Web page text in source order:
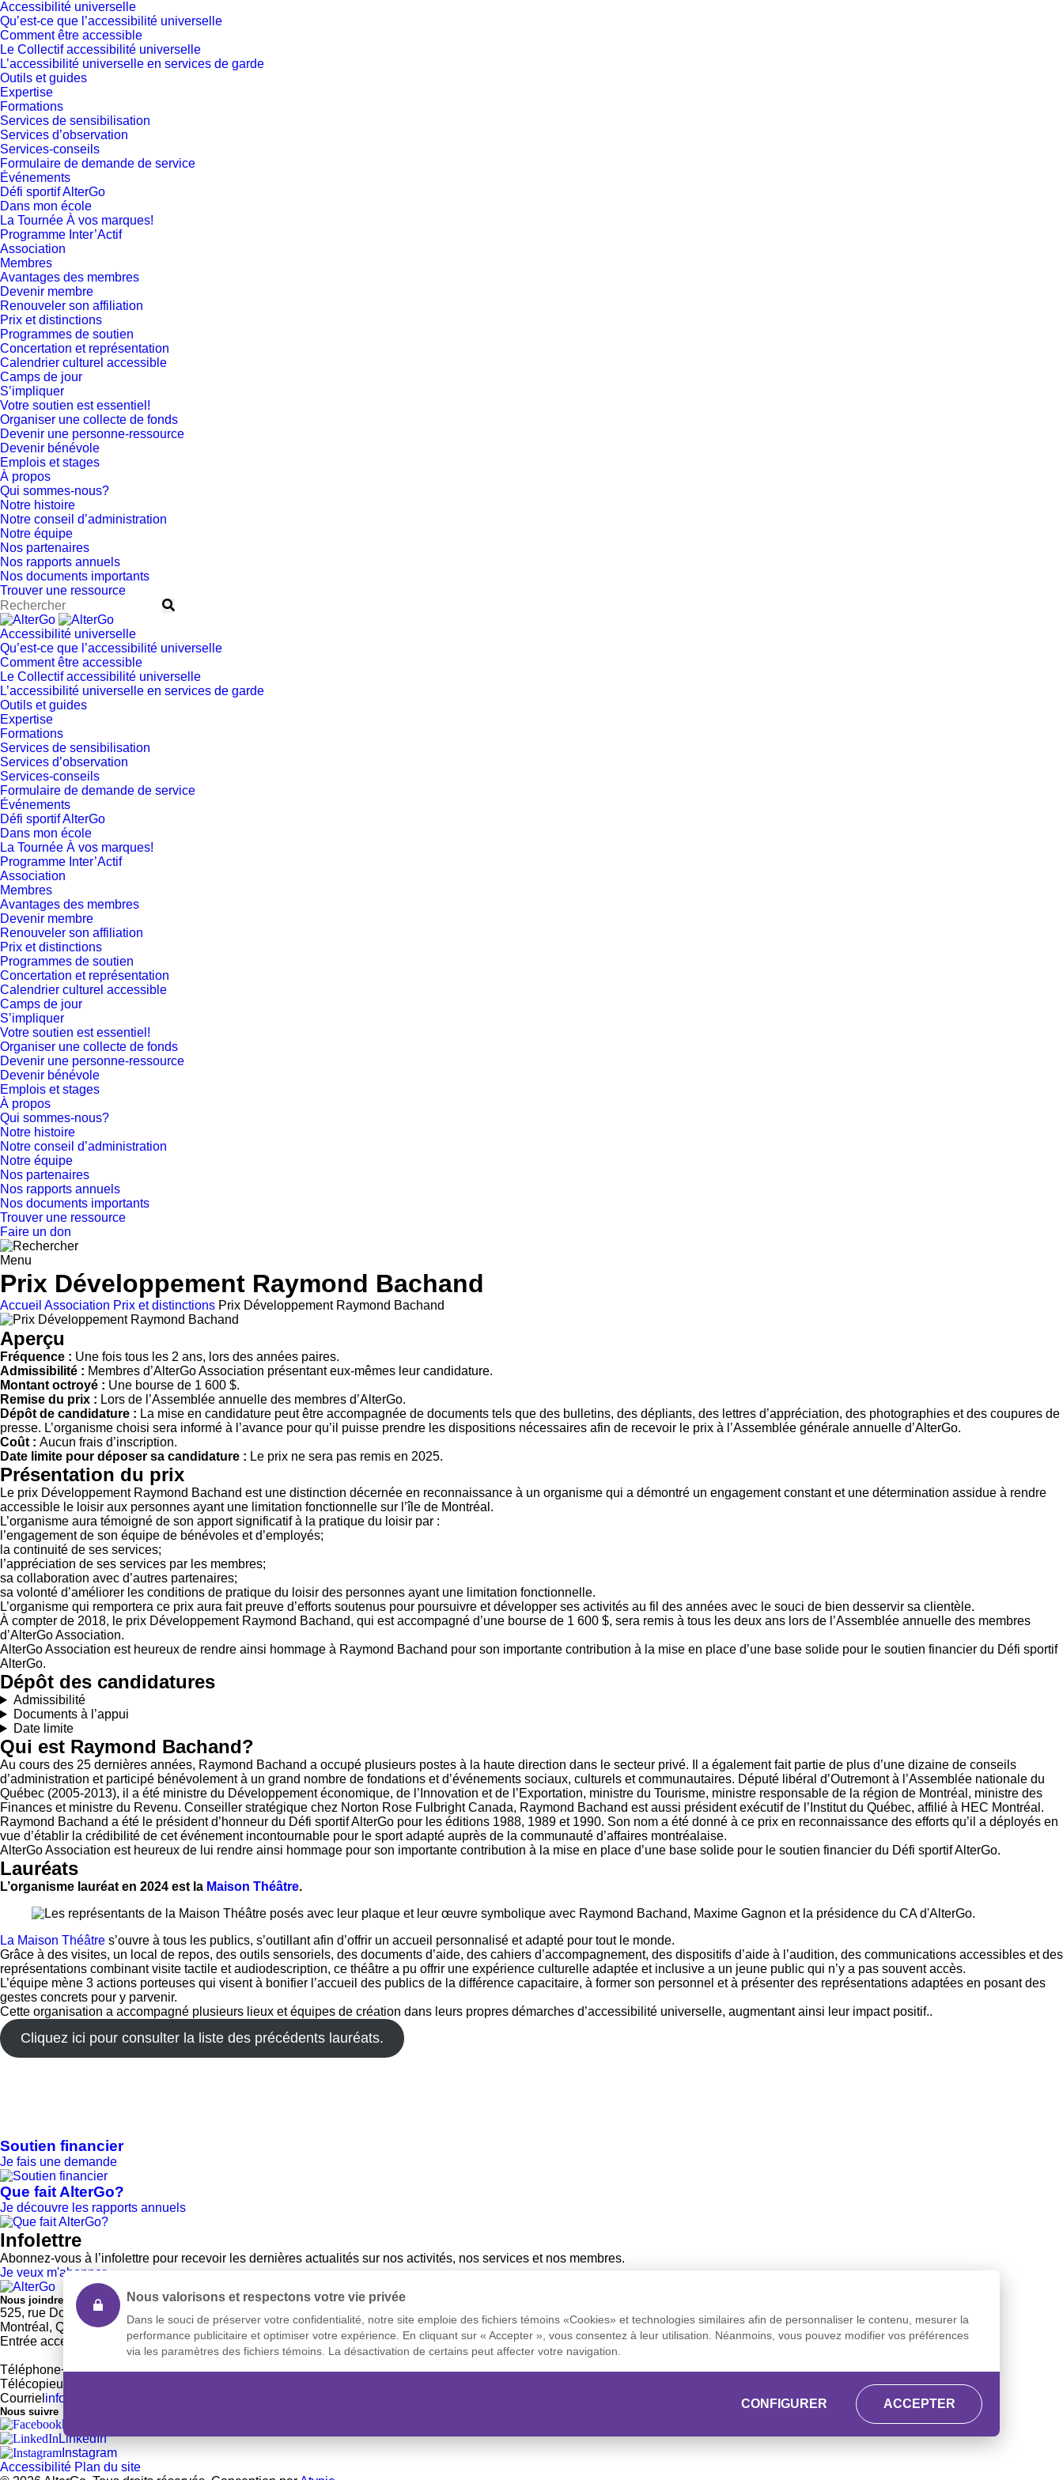
Accessibilité universelle
Qu’est-ce que l’accessibilité universelle
Comment être accessible
Le Collectif accessibilité universelle
L’accessibilité universelle en services de garde
Outils et guides
Expertise
Formations
Services de sensibilisation
Services d’observation
Services-conseils
Formulaire de demande de service
Événements
Défi sportif AlterGo
Dans mon école
La Tournée À vos marques!
Programme Inter’Actif
Association
Membres
Avantages des membres
Devenir membre
Renouveler son affiliation
Prix et distinctions
Programmes de soutien
Concertation et représentation
Calendrier culturel accessible
Camps de jour
S’impliquer
Votre soutien est essentiel!
Organiser une collecte de fonds
Devenir une personne-ressource
Devenir bénévole
Emplois et stages
À propos
Qui sommes-nous?
Notre histoire
Notre conseil d’administration
Notre équipe
Nos partenaires
Nos rapports annuels
Nos documents importants
Trouver une ressource
Accessibilité universelle
Qu’est-ce que l’accessibilité universelle
Comment être accessible
Le Collectif accessibilité universelle
L’accessibilité universelle en services de garde
Outils et guides
Expertise
Formations
Services de sensibilisation
Services d’observation
Services-conseils
Formulaire de demande de service
Événements
Défi sportif AlterGo
Dans mon école
La Tournée À vos marques!
Programme Inter’Actif
Association
Membres
Avantages des membres
Devenir membre
Renouveler son affiliation
Prix et distinctions
Programmes de soutien
Concertation et représentation
Calendrier culturel accessible
Camps de jour
S’impliquer
Votre soutien est essentiel!
Organiser une collecte de fonds
Devenir une personne-ressource
Devenir bénévole
Emplois et stages
À propos
Qui sommes-nous?
Notre histoire
Notre conseil d’administration
Notre équipe
Nos partenaires
Nos rapports annuels
Nos documents importants
Trouver une ressource
Faire un don
Menu
Prix Développement Raymond Bachand
Accueil Association Prix et distinctions Prix Développement Raymond Bachand
Aperçu
Fréquence : Une fois tous les 2 ans, lors des années paires.
Admissibilité : Membres d’AlterGo Association présentant eux-mêmes leur candidature.
Montant octroyé : Une bourse de 1 600 $.
Remise du prix : Lors de l’Assemblée annuelle des membres d’AlterGo.
Dépôt de candidature : La mise en candidature peut être accompagnée de documents tels que des bulletins, des dépliants, des lettres d’appréciation, des photographies et des coupures de
presse. L’organisme choisi sera informé à l’avance pour qu’il puisse prendre les dispositions nécessaires afin de recevoir le prix à l’Assemblée générale annuelle d’AlterGo.
Coût : Aucun frais d’inscription.
Date limite pour déposer sa candidature : Le prix ne sera pas remis en 2025.
Présentation du prix
Le prix Développement Raymond Bachand est une distinction décernée en reconnaissance à un organisme qui a démontré un engagement constant et une détermination assidue à rendre
accessible le loisir aux personnes ayant une limitation fonctionnelle sur l’île de Montréal.
L’organisme aura témoigné de son apport significatif à la pratique du loisir par :
l’engagement de son équipe de bénévoles et d’employés;
la continuité de ses services;
l’appréciation de ses services par les membres;
sa collaboration avec d’autres partenaires;
sa volonté d’améliorer les conditions de pratique du loisir des personnes ayant une limitation fonctionnelle.
L’organisme qui remportera ce prix aura fait preuve d’efforts soutenus pour poursuivre et développer ses activités au fil des années avec le souci de bien desservir sa clientèle.
À compter de 2018, le prix Développement Raymond Bachand, qui est accompagné d’une bourse de 1 600 $, sera remis à tous les deux ans lors de l’Assemblée annuelle des membres
d’AlterGo Association.
AlterGo Association est heureux de rendre ainsi hommage à Raymond Bachand pour son importante contribution à la mise en place d’une base solide pour le soutien financier du Défi sportif
AlterGo.
Dépôt des candidatures
Admissibilité
Documents à l’appui
Date limite
Qui est Raymond Bachand?
Au cours des 25 dernières années, Raymond Bachand a occupé plusieurs postes à la haute direction dans le secteur privé. Il a également fait partie de plus d’une dizaine de conseils
d’administration et participé bénévolement à un grand nombre de fondations et d’événements sociaux, culturels et communautaires. Député libéral d’Outremont à l’Assemblée nationale du
Québec (2005-2013), il a été ministre du Développement économique, de l’Innovation et de l’Exportation, ministre du Tourisme, ministre responsable de la région de Montréal, ministre des
Finances et ministre du Revenu. Conseiller stratégique chez Norton Rose Fulbright Canada, Raymond Bachand est aussi président exécutif de l’Institut du Québec, affilié à HEC Montréal.
Raymond Bachand a été le président d’honneur du Défi sportif AlterGo pour les éditions 1988, 1989 et 1990. Son nom a été donné à ce prix en reconnaissance des efforts qu’il a déployés en
vue d’établir la crédibilité de cet événement incontournable pour le sport adapté auprès de la communauté d’affaires montréalaise.
AlterGo Association est heureux de lui rendre ainsi hommage pour son importante contribution à la mise en place d’une base solide pour le soutien financier du Défi sportif AlterGo.
Lauréats
L’organisme lauréat en 2024 est la Maison Théâtre.
La Maison Théâtre s’ouvre à tous les publics, s’outillant afin d’offrir un accueil personnalisé et adapté pour tout le monde.
Grâce à des visites, un local de repos, des outils sensoriels, des documents d’aide, des cahiers d’accompagnement, des dispositifs d’aide à l’audition, des communications accessibles et des
représentations combinant visite tactile et audiodescription, ce théâtre a pu offrir une expérience culturelle adaptée et inclusive a un jeune public qui n’y a pas souvent accès.
L’équipe mène 3 actions porteuses qui visent à bonifier l’accueil des publics de la différence capacitaire, à former son personnel et à présenter des représentations adaptées en posant des
gestes concrets pour y parvenir.
Cette organisation a accompagné plusieurs lieux et équipes de création dans leurs propres démarches d’accessibilité universelle, augmentant ainsi leur impact positif..
Cliquez ici pour consulter la liste des précédents lauréats.
Soutien financier
Je fais une demande
Que fait AlterGo?
Je découvre les rapports annuels
Infolettre
Abonnez-vous à l’infolettre pour recevoir les dernières actualités sur nos activités, nos services et nos membres.
Je veux m'abonner
Nous joindre
525, rue Dominion, Bureau 340
Montréal, Qc H3J 2B4
Entrée accessible et pour le transport adapté : 2290, rue Workman
Téléphone+1 514 933-2739
Télécopieur
Courriel info@altergo.ca
Nous suivre
LinkedIn
Instagram
Accessibilité Plan du site
Nous valorisons et respectons votre vie privée
Dans le souci de préserver votre confidentialité, notre site emploie des fichiers témoins «Cookies» et technologies similaires afin de personnaliser le contenu, mesurer la
performance publicitaire et optimiser votre expérience. En cliquant sur « Accepter », vous consentez à leur utilisation. Néanmoins, vous pouvez modifier vos préférences
via les paramètres des fichiers témoins. La désactivation de certains peut affecter votre navigation.
CONFIGURER ACCEPTER